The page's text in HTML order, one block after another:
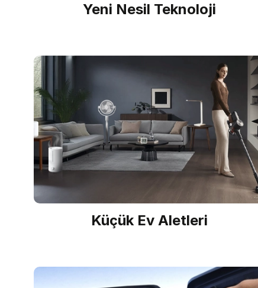
Yeni Nesil Teknoloji
Küçük Ev Aletleri